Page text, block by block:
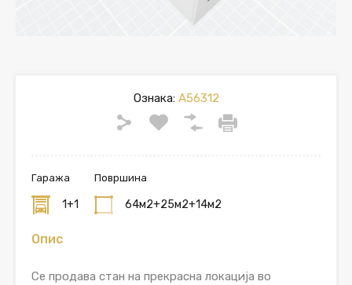
Ознака:A56312
Гаража
1+1
Површина
64м2+25м2+14м2
Опис
Се продава стан на прекрасна локација во